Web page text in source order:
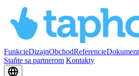
FunkcieDizajnObchodReferencie
Staňte sa partnerom Kontakty